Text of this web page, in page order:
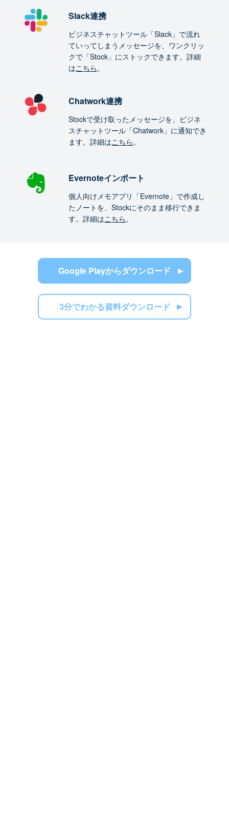
Slack連携
ビジネスチャットツール「Slack」で流れ
ていってしまうメッセージを、ワンクリッ
クで「Stock」にストックできます。詳細
はこちら。
Chatwork連携
Stockで受け取ったメッセージを、ビジネ
スチャットツール「Chatwork」に通知でき
ます。詳細はこちら。
Evernoteインポート
個人向けメモアプリ「Evernote」で作成し
たノートを、Stockにそのまま移行できま
す。詳細はこちら。
Google Playからダウンロード
3分でわかる資料ダウンロード